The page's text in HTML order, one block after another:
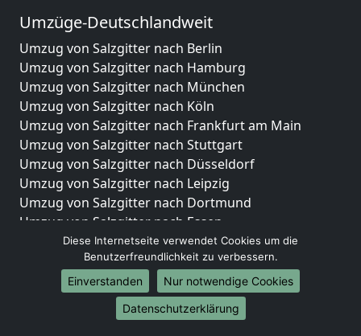
Umzüge-Deutschlandweit
Umzug von Salzgitter nach Berlin
Umzug von Salzgitter nach Hamburg
Umzug von Salzgitter nach München
Umzug von Salzgitter nach Köln
Umzug von Salzgitter nach Frankfurt am Main
Umzug von Salzgitter nach Stuttgart
Umzug von Salzgitter nach Düsseldorf
Umzug von Salzgitter nach Leipzig
Umzug von Salzgitter nach Dortmund
Umzug von Salzgitter nach Essen
Umzug von Salzgitter nach Bremen
Umzug von Salzgitter nach Dresden
Umzug von Salzgitter nach Hannover
Umzug von Salzgitter nach Nürnberg
Umzug von Salzgitter nach Duisburg
Diese Internetseite verwendet Cookies um die
Benutzerfreundlichkeit zu verbessern.
Einverstanden
Nur notwendige Cookies
Datenschutzerklärung